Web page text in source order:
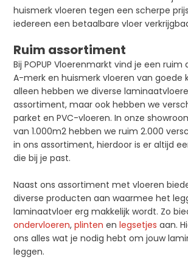
huismerk vloeren tegen een scherpe
iedereen een betaalbare vloer
Ruim assortiment
Bij POPUP Vloerenmarkt vind je een
A-merk en huismerk vloeren van goede
alleen hebben we diverse
assortiment, maar ook hebben we
parket en PVC-vloeren. In onze
van 1.000m2 hebben we ruim 2.000
in ons assortiment, hierdoor is er altijd
die bij je past.
Naast ons assortiment met vloeren
diverse producten aan waarmee het
laminaatvloer erg makkelijk wordt. Zo
ondervloeren, plinten en legsetjes aan.
ons alles wat je nodig hebt om jouw
leggen.